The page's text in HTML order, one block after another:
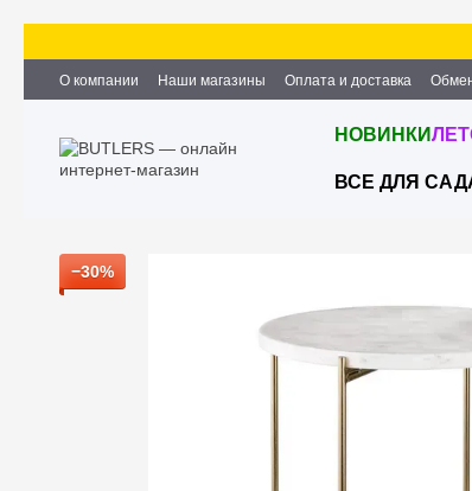
О компании Наши магазины Оплата и доставка
Партнёрство и сотрудничество
Вакансии
НОВИНКИ
ВСЕ ДЛЯ
−30%